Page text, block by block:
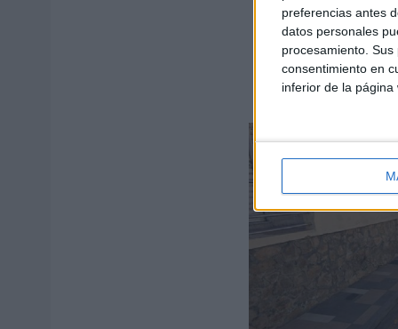
preferencias antes
datos personales
procesamiento.
consentimiento en
inferior de la página